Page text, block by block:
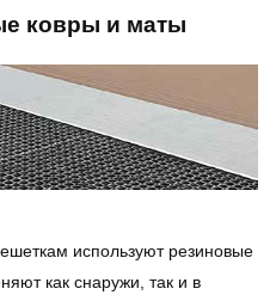
ковры и маты
используют резиновые
как снаружи, так и в